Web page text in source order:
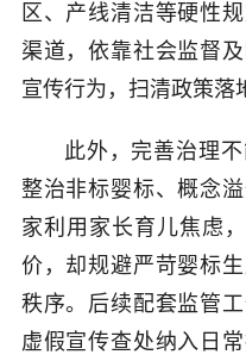
区、产线清洁等硬性
渠道，依靠社会监督
宣传行为，扫清政策落
此外，完善治理
整治非标婴标、概念
家利用家长育儿焦虑
价，却规避严苛婴标
秩序。后续配套监管
虚假宣传查处纳入日